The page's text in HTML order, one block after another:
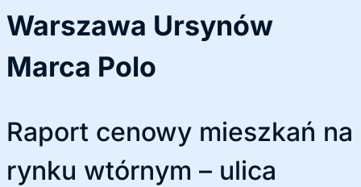
Warszawa Ursynów
Marca Polo
Raport cenowy mieszkań na
rynku wtórnym – ulica